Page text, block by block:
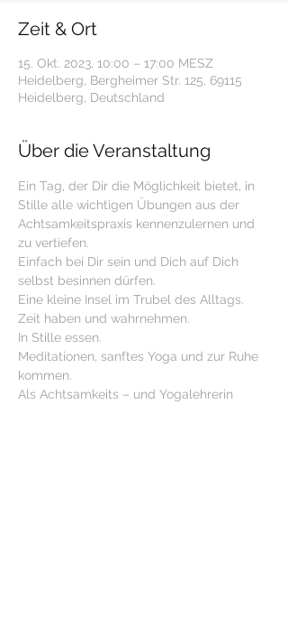
Zeit & Ort
15. Okt. 2023, 10:00 – 17:00 MESZ
Heidelberg, Bergheimer Str. 125, 69115
Heidelberg, Deutschland
Über die Veranstaltung
Ein Tag, der Dir die Möglichkeit bietet, in
Stille alle wichtigen Übungen aus der
Achtsamkeitspraxis kennenzulernen und
zu vertiefen.
Einfach bei Dir sein und Dich auf Dich
selbst besinnen dürfen.
Eine kleine Insel im Trubel des Alltags.
Zeit haben und wahrnehmen.
In Stille essen.
Meditationen, sanftes Yoga und zur Ruhe
kommen.
Als Achtsamkeits – und Yogalehrerin